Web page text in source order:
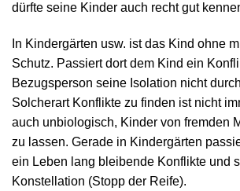
dürfte seine Kinder auch recht gut
In Kindergärten usw. ist das Kind ohne
Schutz. Passiert dort dem Kind ein
Bezugsperson seine Isolation nicht
Solcherart Konflikte zu finden ist nicht
auch unbiologisch, Kinder von fremden
zu lassen. Gerade in Kindergärten
ein Leben lang bleibende Konflikte und
Konstellation (Stopp der Reife).